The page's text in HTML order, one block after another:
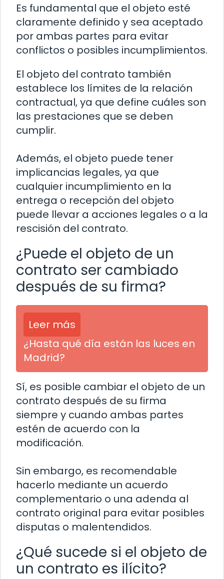
Es fundamental que el objeto esté
claramente definido y sea aceptado
por ambas partes para evitar
conflictos o posibles incumplimientos.
El objeto del contrato también
establece los límites de la relación
contractual, ya que define cuáles son
las prestaciones que se deben
cumplir.
Además, el objeto puede tener
implicancias legales, ya que
cualquier incumplimiento en la
entrega o recepción del objeto
puede llevar a acciones legales o a la
rescisión del contrato.
¿Puede el objeto de un
contrato ser cambiado
después de su firma?
Leer más
¿Hasta qué día están las luces en
Madrid?
Sí, es posible cambiar el objeto de un
contrato después de su firma
siempre y cuando ambas partes
estén de acuerdo con la
modificación.
Sin embargo, es recomendable
hacerlo mediante un acuerdo
complementario o una adenda al
contrato original para evitar posibles
disputas o malentendidos.
¿Qué sucede si el objeto de
un contrato es ilícito?